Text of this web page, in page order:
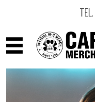
TEL.
ARTYŚCI
PRODUKTY